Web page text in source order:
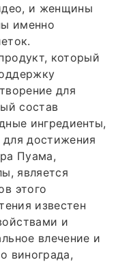
и женщины
именно
который
для
состав
ингредиенты,
достижения
Пуама,
является
этого
известен
и
влечение и
винограда,